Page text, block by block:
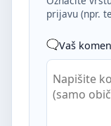
prijavu (npr.
Vaš